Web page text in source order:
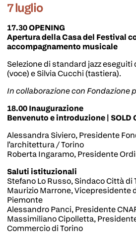
7 luglio
17.30 OPENING
Apertura della Casa del Festival
accompagnamento musicale
Selezione di standard jazz eseguiti
(voce) e Silvia Cucchi (tastiera).
In collaborazione con Fondazione
18.00 Inaugurazione
Benvenuto e introduzione | SOLD
Alessandra Siviero, Presidente
l’architettura / Torino
Roberta Ingaramo, Presidente
Saluti istituzionali
Stefano Lo Russo, Sindaco Città di
Maurizio Marrone, Vicepresidente
Piemonte
Alessandro Panci, Presidente
Massimiliano Cipolletta,
Commercio di Torino